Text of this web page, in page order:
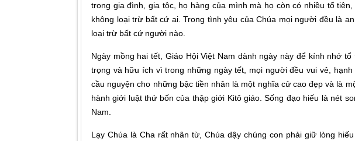
trong gia đình, gia tộc, họ hàng của mình mà họ còn có nhiều tổ
không loại trừ bất cứ ai. Trong tình yêu của Chúa mọi người đều là
loại trừ bất cứ người nào.
Ngày mồng hai tết, Giáo Hội Việt Nam dành ngày này để kính nhớ
trọng và hữu ích vì trong những ngày tết, mọi người đều vui vẻ,
cầu nguyện cho những bậc tiền nhân là một nghĩa cử cao đẹp và là
hành giới luật thứ bốn của thập giới Kitô giáo. Sống đạo hiếu là nét
Nam.
Lạy Chúa là Cha rất nhân từ, Chúa dậy chúng con phải giữ lòng